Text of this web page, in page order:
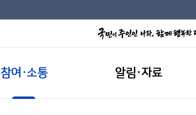
참여·소통 알림·자료